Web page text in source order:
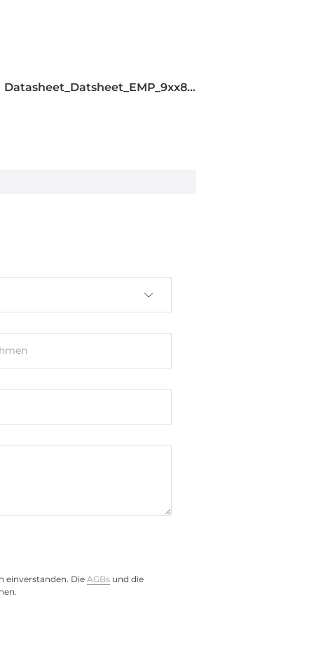
10
Datasheet_Datsheet_EMP_9xx8__39871594.pdf
einverstanden. Die AGBs und die